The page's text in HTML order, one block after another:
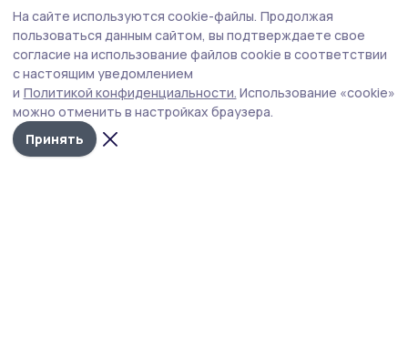
На сайте используются cookie-файлы. Продолжая
пользоваться данным сайтом, вы подтверждаете свое
согласие на использование файлов cookie в соответствии
с настоящим уведомлением
и Политикой конфиденциальности. Использование «cookie»
можно отменить в настройках браузера.
Принять